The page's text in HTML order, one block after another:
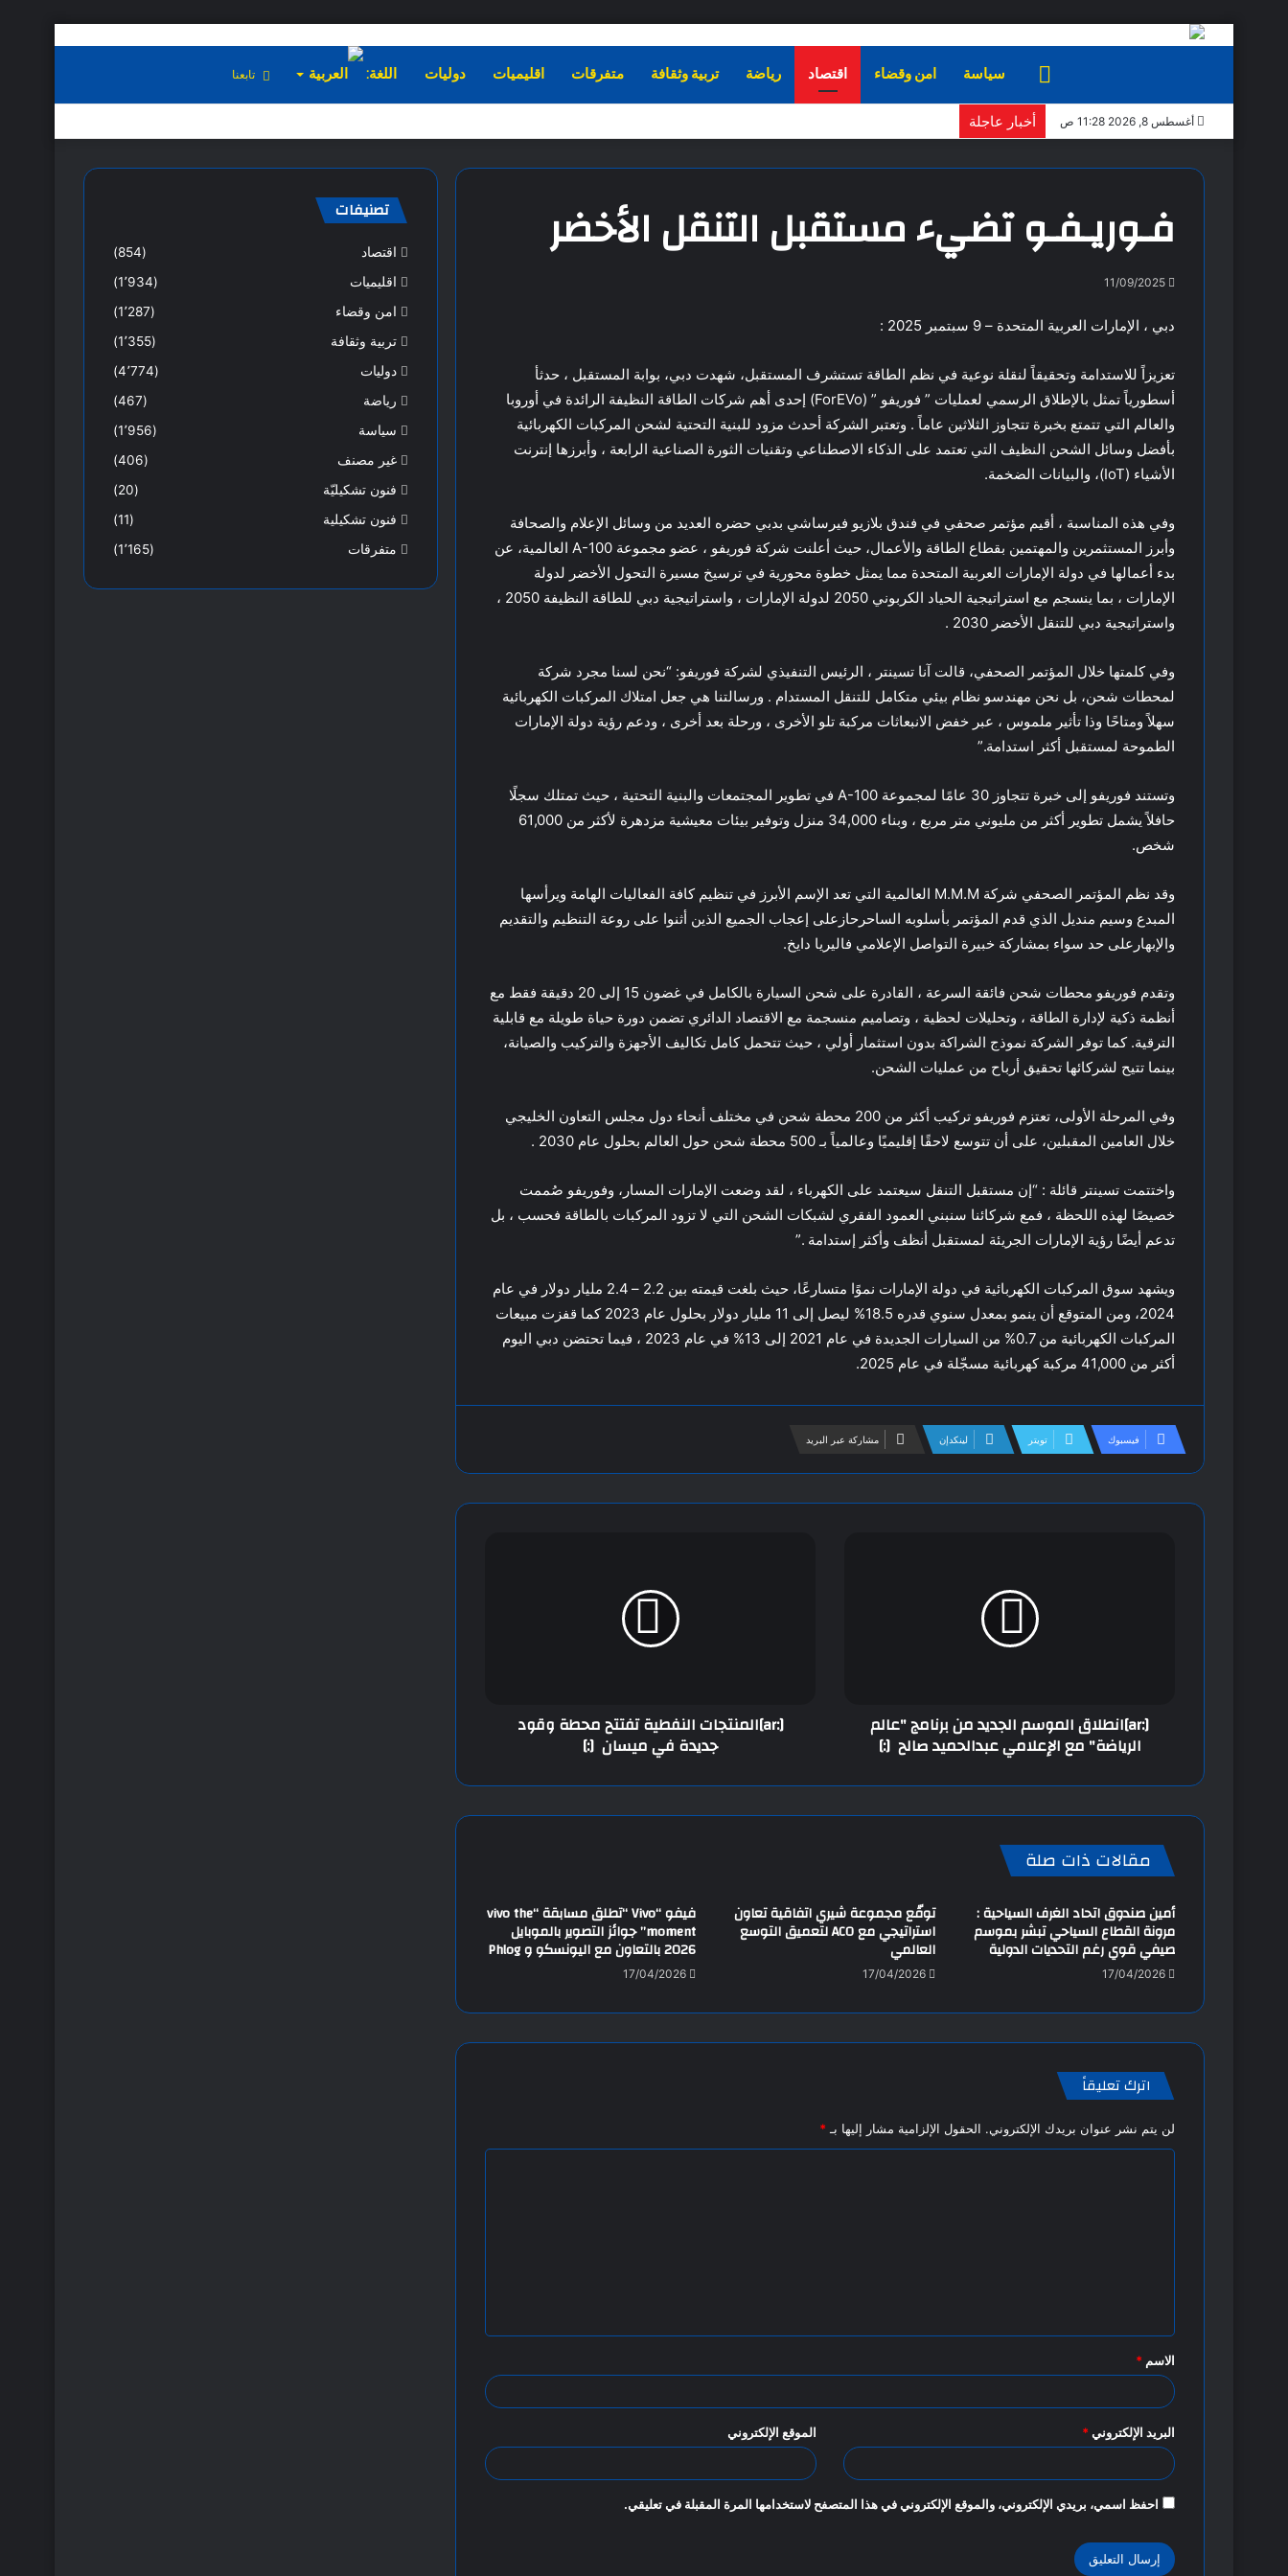
الرئيسيةسياسة امن وقضاء اقتصاد رياضة تربية وثقافة متفرقات اقليميات دوليات اللغة: تابعنا
أغسطس 8, 2026 11:28 ص أخبار عاجلة
فـوريـفـو تضيء مستقبل التنقل الأخضر
11/09/2025
دبي ، الإمارات العربية المتحدة – 9 سبتمبر 2025 :
تعزيزاً للاستدامة وتحقيقاً لنقلة نوعية في نظم الطاقة تستشرف المستقبل، شهدت دبي، بوابة المستقبل ، حدثأ
أسطورياً تمثل بالإطلاق الرسمي لعمليات ” فوريفو ” (ForEVo) إحدى أهم شركات الطاقة النظيفة الرائدة في أوروبا
والعالم التي تتمتع بخبرة تتجاوز الثلاثين عاماً . وتعتبر الشركة أحدث مزود للبنية التحتية لشحن المركبات الكهربائية
بأفضل وسائل الشحن النظيف التي تعتمد على الذكاء الاصطناعي وتقنيات الثورة الصناعية الرابعة ، وأبرزها إنترنت
الأشياء (IoT)، والبيانات الضخمة.
وفي هذه المناسبة ، أقيم مؤتمر صحفي في فندق بلازيو فيرساشي بدبي حضره العديد من وسائل الإعلام والصحافة
وأبرز المستثمرين والمهتمين بقطاع الطاقة والأعمال، حيث أعلنت شركة فوريفو ، عضو مجموعة A-100 العالمية، عن
بدء أعمالها في دولة الإمارات العربية المتحدة مما يمثل خطوة محورية في ترسيخ مسيرة التحول الأخضر لدولة
الإمارات ، بما ينسجم مع استراتيجية الحياد الكربوني 2050 لدولة الإمارات ، واستراتيجية دبي للطاقة النظيفة 2050 ،
واستراتيجية دبي للتنقل الأخضر 2030 .
وفي كلمتها خلال المؤتمر الصحفي، قالت آنا تسينتر ، الرئيس التنفيذي لشركة فوريفو: “نحن لسنا مجرد شركة
لمحطات شحن، بل نحن مهندسو نظام بيئي متكامل للتنقل المستدام . ورسالتنا هي جعل امتلاك المركبات الكهربائية
سهلاً ومتاحًا وذا تأثير ملموس ، عبر خفض الانبعاثات مركبة تلو الأخرى ، ورحلة بعد أخرى ، ودعم رؤية دولة الإمارات
الطموحة لمستقبل أكثر استدامة.”
وتستند فوريفو إلى خبرة تتجاوز 30 عامًا لمجموعة A-100 في تطوير المجتمعات والبنية التحتية ، حيث تمتلك سجلًا
حافلاً يشمل تطوير أكثر من مليوني متر مربع ، وبناء 34,000 منزل وتوفير بيئات معيشية مزدهرة لأكثر من 61,000
شخص.
وقد نظم المؤتمر الصحفي شركة M.M.M العالمية التي تعد الإسم الأبرز في تنظيم كافة الفعاليات الهامة ويرأسها
المبدع وسيم منديل الذي قدم المؤتمر بأسلوبه الساحرحازعلى إعجاب الجميع الذين أثنوا على روعة التنظيم والتقديم
والإبهارعلى حد سواء بمشاركة خبيرة التواصل الإعلامي فاليريا دايخ.
وتقدم فوريفو محطات شحن فائقة السرعة ، القادرة على شحن السيارة بالكامل في غضون 15 إلى 20 دقيقة فقط مع
أنظمة ذكية لإدارة الطاقة ، وتحليلات لحظية ، وتصاميم منسجمة مع الاقتصاد الدائري تضمن دورة حياة طويلة مع قابلية
الترقية. كما توفر الشركة نموذج الشراكة بدون استثمار أولي ، حيث تتحمل كامل تكاليف الأجهزة والتركيب والصيانة،
بينما تتيح لشركائها تحقيق أرباح من عمليات الشحن.
وفي المرحلة الأولى، تعتزم فوريفو تركيب أكثر من 200 محطة شحن في مختلف أنحاء دول مجلس التعاون الخليجي
خلال العامين المقبلين، على أن تتوسع لاحقًا إقليميًا وعالمياً بـ 500 محطة شحن حول العالم بحلول عام 2030 .
واختتمت تسينتر قائلة : “إن مستقبل التنقل سيعتمد على الكهرباء ، لقد وضعت الإمارات المسار، وفوريفو صُممت
خصيصًا لهذه اللحظة ، فمع شركائنا سنبني العمود الفقري لشبكات الشحن التي لا تزود المركبات بالطاقة فحسب ، بل
تدعم أيضًا رؤية الإمارات الجريئة لمستقبل أنظف وأكثر إستدامة .”
ويشهد سوق المركبات الكهربائية في دولة الإمارات نموًا متسارعًا، حيث بلغت قيمته بين 2.2 – 2.4 مليار دولار في عام
2024، ومن المتوقع أن ينمو بمعدل سنوي قدره 18.5% ليصل إلى 11 مليار دولار بحلول عام 2023 كما قفزت مبيعات
المركبات الكهربائية من 0.7% من السيارات الجديدة في عام 2021 إلى 13% في عام 2023 ، فيما تحتضن دبي اليوم
أكثر من 41,000 مركبة كهربائية مسجّلة في عام 2025.
فيسبوك تويتر لينكدإن مشاركة عبر البريد
[:ar]انطلاق الموسم الجديد من برنامج "عالم
الرياضة" مع الإعلامي عبدالحميد صالح [:]
[:ar]المنتجات النفطية تفتتح محطة وقود
جديدة في ميسان [:]
مقالات ذات صلة
أمين صندوق اتحاد الغرف السياحية :
مرونة القطاع السياحي تبشر بموسم
صيفي قوي رغم التحديات الدولية
17/04/2026
توقّع مجموعة شيري اتفاقية تعاون
استراتيجي مع ACO لتعميق التوسع
العالمي
17/04/2026
فيفو “Vivo “تطلق مسابقة “vivo the
moment” جوائز التصوير بالموبايل
2026 بالتعاون مع اليونسكو و Phlog
17/04/2026
اترك تعليقاً
لن يتم نشر عنوان بريدك الإلكتروني. الحقول الإلزامية مشار إليها بـ *
ق
*
الاسم *
البريد الإلكتروني * الموقع الإلكتروني
احفظ اسمي، بريدي الإلكتروني، والموقع الإلكتروني في هذا المتصفح لاستخدامها المرة المقبلة في تعليقي.
تصنيفات
اقتصاد
(854)
اقليميات
(1٬934)
امن وقضاء
(1٬287)
تربية وثقافة
(1٬355)
دوليات
(4٬774)
رياضة
(467)
سياسة
(1٬956)
غير مصنف
(406)
فنون تشكيليّة
(20)
فنون تشكيلية
(11)
متفرقات
(1٬165)